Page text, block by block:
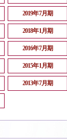
2019年7月期
2018年1月期
2016年7月期
2015年1月期
2013年7月期